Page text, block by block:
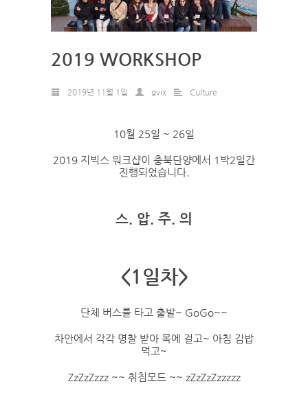
2019 WORKSHOP
2019년 11월 1일 gvix Culture
10월 25일 ~ 26일
2019 지빅스 워크샵이 충북단양에서 1박2일간
진행되었습니다.
스. 압. 주. 의
<1일차>
단체 버스를 타고 출발~ GoGo~~
차안에서 각각 명찰 받아 목에 걸고~ 아침 김밥
먹고~
ZzZzZzzz ~~ 취침모드 ~~ zZzZzZzzzzz